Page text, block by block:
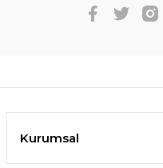
Kurumsal